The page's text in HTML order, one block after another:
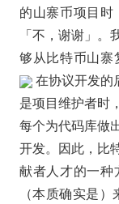
的山寨币项目
「不，谢谢」
够从比特币山寨
在协议开发的
是项目维护者时
每个为代码库做
开发。因此，比
献者人才的一种
（本质确实是